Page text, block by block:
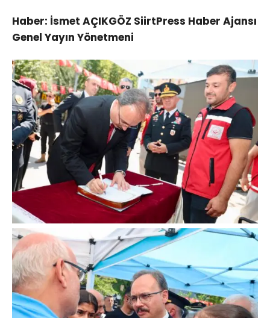
Haber: İsmet AÇIKGÖZ SiirtPress Haber Ajansı
Genel Yayın Yönetmeni